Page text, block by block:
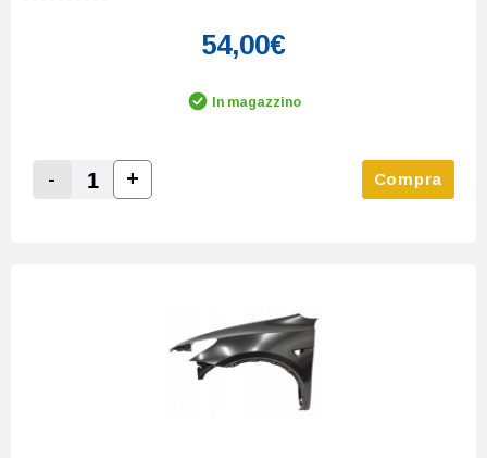
54,00€
In magazzino
Decrease Quantity:
-
Increase Quantity:
+ Compra